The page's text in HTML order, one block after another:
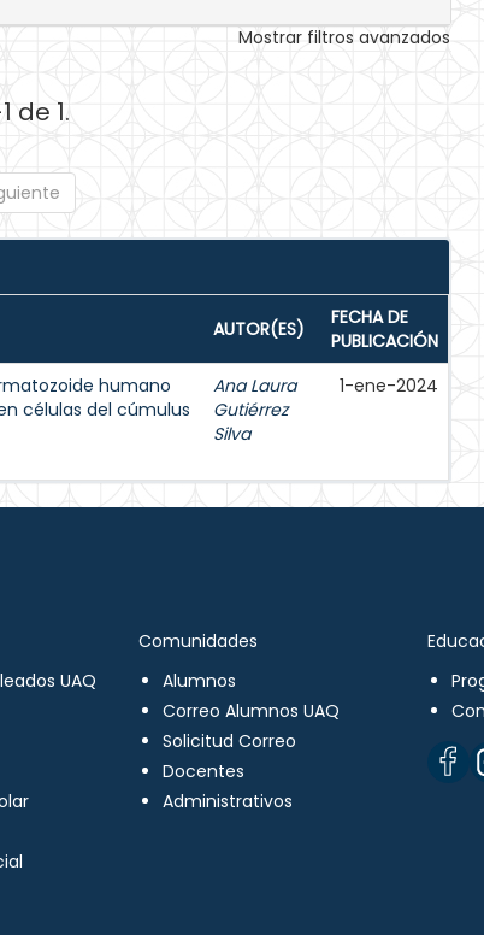
Mostrar filtros avanzados
de 1.
AUTOR(ES)
FECHA DE
PUBLICACIÓN
humano
células del cúmulus
Ana Laura
Gutiérrez
Silva
1-ene-2024
UAQ
Comunidades
Alumnos
Correo Alumnos UAQ
Solicitud Correo
Docentes
Administrativos